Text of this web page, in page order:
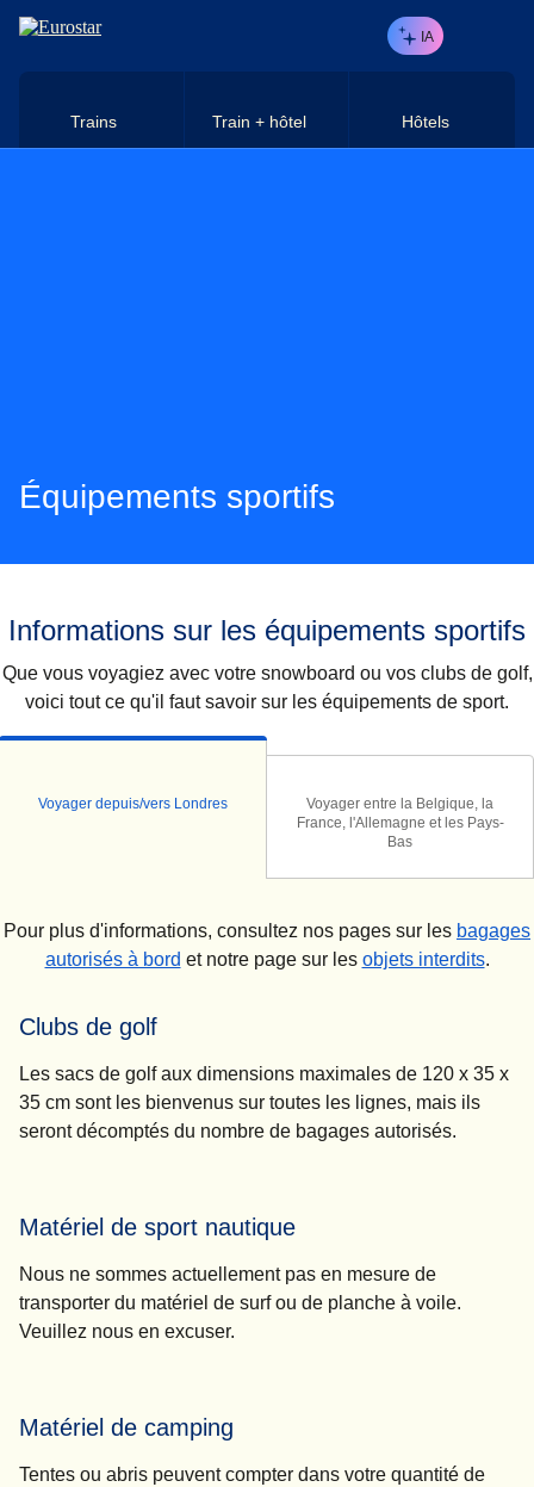
Aller au contenu principal
IA
Trains Train + hôtel Hôtels
Équipements sportifs
Informations sur les équipements sportifs
Que vous voyagiez avec votre snowboard ou vos clubs de golf,
voici tout ce qu'il faut savoir sur les équipements de sport.
Voyager depuis/vers Londres
Voyager entre la Belgique, la
France, l'Allemagne et les Pays-
Bas
Pour plus d'informations, consultez nos pages sur les bagages
autorisés à bord et notre page sur les objets interdits.
Clubs de golf
Les sacs de golf aux dimensions maximales de 120 x 35 x
35 cm sont les bienvenus sur toutes les lignes, mais ils
seront décomptés du nombre de bagages autorisés.
Matériel de sport nautique
Nous ne sommes actuellement pas en mesure de
transporter du matériel de surf ou de planche à voile.
Veuillez nous en excuser.
Matériel de camping
Tentes ou abris peuvent compter dans votre quantité de